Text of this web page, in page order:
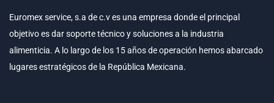
Euromex service, s.a de c.v es una empresa donde el principal
objetivo es dar soporte técnico y soluciones a la industria
alimenticia. A lo largo de los 15 años de operación hemos abarcado
lugares estratégicos de la República Mexicana.